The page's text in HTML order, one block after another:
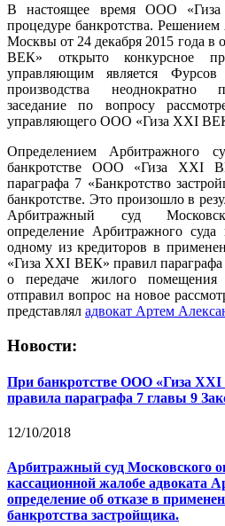
В настоящее время ООО
процедуре банкротства.
Москвы от 24 декабря 2015 года
ВЕК» открыто конкурсное
управляющим является
производства неоднократно
заседание по вопросу
управляющего ООО «Гиза XXI
Определением Арбитражного
банкротстве ООО «Гиза XXI
параграфа 7 «Банкротство
банкротстве. Это произошло в
Арбитражный суд
определение Арбитражного
одному из кредиторов в
«Гиза XXI ВЕК» правил
о передаче жилого
отправил вопрос на новое
представлял адвокат Артем
Новости:
При банкротстве ООО «Гиза
правила параграфа 7 главы 9
12/10/2018
Арбитражный суд Московского
кассационной жалобе адвоката
определение об отказе в
банкротства застройщика.